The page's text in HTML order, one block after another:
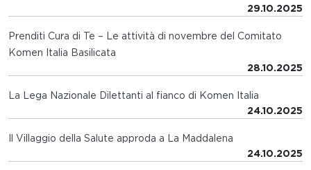
29.10.2025
Prenditi Cura di Te – Le attività di novembre del Comitato
Komen Italia Basilicata
28.10.2025
La Lega Nazionale Dilettanti al fianco di Komen Italia
24.10.2025
Il Villaggio della Salute approda a La Maddalena
24.10.2025